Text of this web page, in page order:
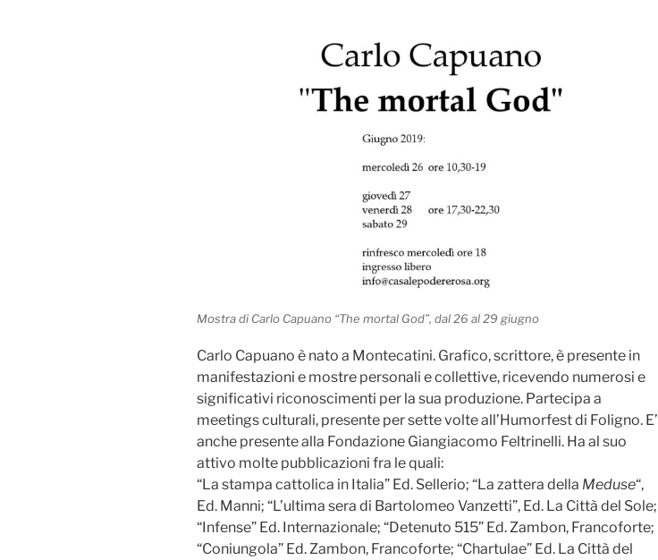
Mostra di Carlo Capuano “The mortal God”, dal 26 al 29 giugno
Carlo Capuano è nato a Montecatini. Grafico, scrittore, è presente in
manifestazioni e mostre personali e collettive, ricevendo numerosi e
significativi riconoscimenti per la sua produzione. Partecipa a
meetings culturali, presente per sette volte all’Humorfest di Foligno. E’
anche presente alla Fondazione Giangiacomo Feltrinelli. Ha al suo
attivo molte pubblicazioni fra le quali:
“La stampa cattolica in Italia” Ed. Sellerio; “La zattera della Meduse“,
Ed. Manni; “L’ultima sera di Bartolomeo Vanzetti”, Ed. La Città del Sole;
“Infense” Ed. Internazionale; “Detenuto 515” Ed. Zambon, Francoforte;
“Coniungola” Ed. Zambon, Francoforte; “Chartulae” Ed. La Città del